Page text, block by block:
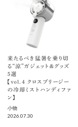
来たるべき猛暑を乗り切
る“涼”ガジェット＆グッズ
5選
【vol.４ クロスブリージー
の冷却ミストハンディファ
ン】
小物
2026.07.30